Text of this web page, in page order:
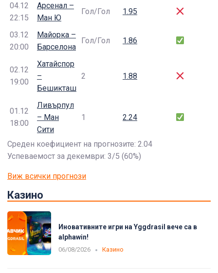
04.12
22:15
Арсенал –
Ман Ю
Гол/Гол 1.95
03.12
20:00
Майорка –
Барселона
Гол/Гол 1.86
02.12
19:00
Хатайспор
–
Бешикташ
2 1.88
01.12
18:00
Ливърпул
– Ман
Сити
1 2.24
Среден коефициент на прогнозите: 2.04
Успеваемост за декември: 3/5 (60%)
Виж всички прогнози
Казино
Иновативните игри на Yggdrasil вече са в
alphawin!
06/08/2026 Казино